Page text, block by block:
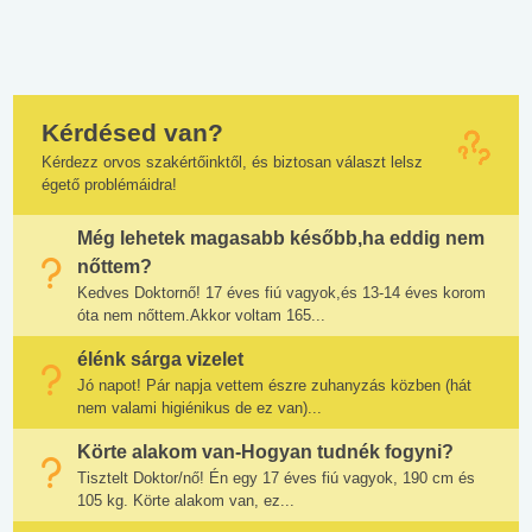
Kérdésed van?
Kérdezz orvos szakértőinktől, és biztosan választ lelsz
égető problémáidra!
Még lehetek magasabb később,ha eddig nem
nőttem?
Kedves Doktornő! 17 éves fiú vagyok,és 13-14 éves korom
óta nem nőttem.Akkor voltam 165...
élénk sárga vizelet
Jó napot! Pár napja vettem észre zuhanyzás közben (hát
nem valami higiénikus de ez van)...
Körte alakom van-Hogyan tudnék fogyni?
Tisztelt Doktor/nő! Én egy 17 éves fiú vagyok, 190 cm és
105 kg. Körte alakom van, ez...